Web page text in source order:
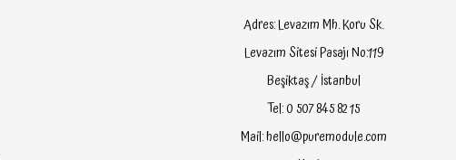
Adres: Levazım Mh. Koru Sk.
Levazım Sitesi Pasajı No:119
Beşiktaş / İstanbul
Tel: 0 507 845 82 15
Mail: hello@puremodule.com